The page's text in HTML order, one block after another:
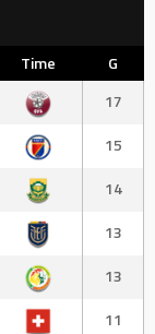
Time
G
17
15
14
13
13
11